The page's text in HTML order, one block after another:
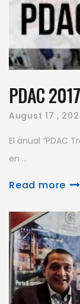
PDAC
August 17 ,
El anual “PDAC
en ...
Read more